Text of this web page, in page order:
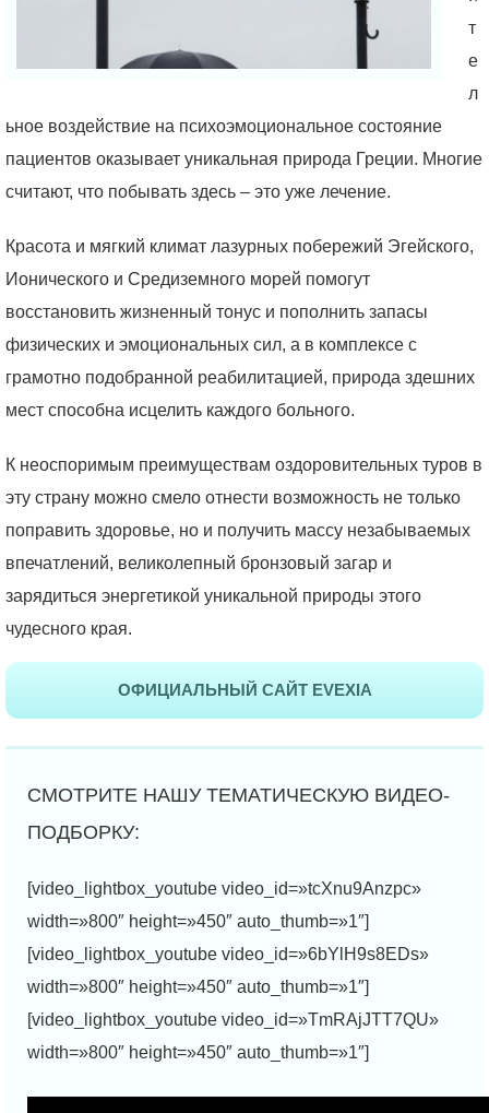
т
е
л
ьное воздействие на психоэмоциональное состояние
пациентов оказывает уникальная природа Греции. Многие
считают, что побывать здесь – это уже лечение.
Красота и мягкий климат лазурных побережий Эгейского,
Ионического и Средиземного морей помогут
восстановить жизненный тонус и пополнить запасы
физических и эмоциональных сил, а в комплексе с
грамотно подобранной реабилитацией, природа здешних
мест способна исцелить каждого больного.
К неоспоримым преимуществам оздоровительных туров в
эту страну можно смело отнести возможность не только
поправить здоровье, но и получить массу незабываемых
впечатлений, великолепный бронзовый загар и
зарядиться энергетикой уникальной природы этого
чудесного края.
ОФИЦИАЛЬНЫЙ САЙТ EVEXIA
[video_lightbox_youtube video_id=»tcXnu9Anzpc»
width=»800″ height=»450″ auto_thumb=»1″]
[video_lightbox_youtube video_id=»6bYlH9s8EDs»
width=»800″ height=»450″ auto_thumb=»1″]
[video_lightbox_youtube video_id=»TmRAjJTT7QU»
width=»800″ height=»450″ auto_thumb=»1″]